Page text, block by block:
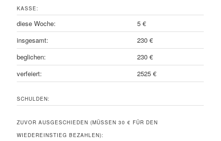
KASSE:
diese Woche:
5 €
insgesamt:
230 €
beglichen:
230 €
verfeiert:
2525 €
SCHULDEN:
ZUVOR AUSGESCHIEDEN (MÜSSEN 30 € FÜR DEN
WIEDEREINSTIEG BEZAHLEN):